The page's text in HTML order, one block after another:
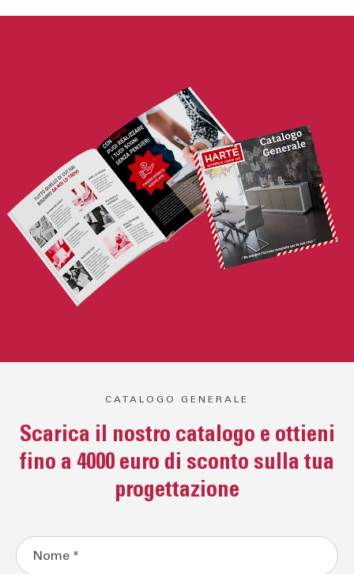
CATALOGO GENERALE
Scarica il nostro catalogo e ottieni
fino a 4000 euro di sconto sulla tua
progettazione